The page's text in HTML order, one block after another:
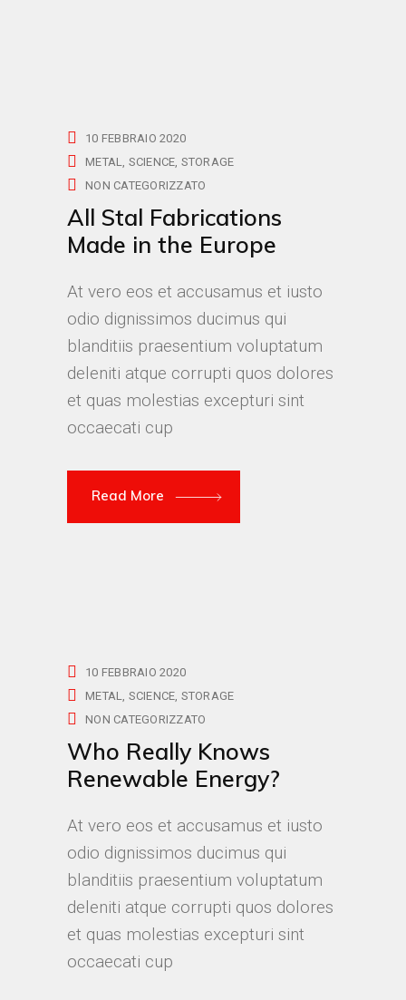
10 FEBBRAIO 2020
METAL SCIENCE STORAGE
NON CATEGORIZZATO
All Stal Fabrications
Made in the Europe
At vero eos et accusamus et iusto
odio dignissimos ducimus qui
blanditiis praesentium voluptatum
deleniti atque corrupti quos dolores
et quas molestias excepturi sint
occaecati cup
Read More
10 FEBBRAIO 2020
METAL SCIENCE STORAGE
NON CATEGORIZZATO
Who Really Knows
Renewable Energy?
At vero eos et accusamus et iusto
odio dignissimos ducimus qui
blanditiis praesentium voluptatum
deleniti atque corrupti quos dolores
et quas molestias excepturi sint
occaecati cup